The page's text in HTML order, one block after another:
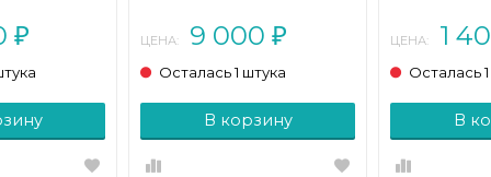
₽ ЦЕНА: 9 000 ₽
Осталась 1 штука
В корзину
ЦЕНА: 1
Осталась
В